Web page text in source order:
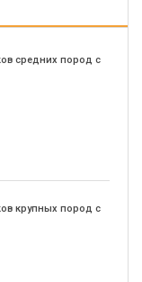
средних пород с
крупных пород с